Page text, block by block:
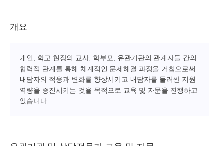
개요
개인, 학교 현장의 교사, 학부모, 유관기관의 관계자들 간의
협력적 관계를 통해 체계적인 문제해결 과정을 거침으로써
내담자의 적응과 변화를 향상시키고 내담자를 둘러싼 지원
역량을 증진시키는 것을 목적으로 교육 및 자문을 진행하고
있습니다.